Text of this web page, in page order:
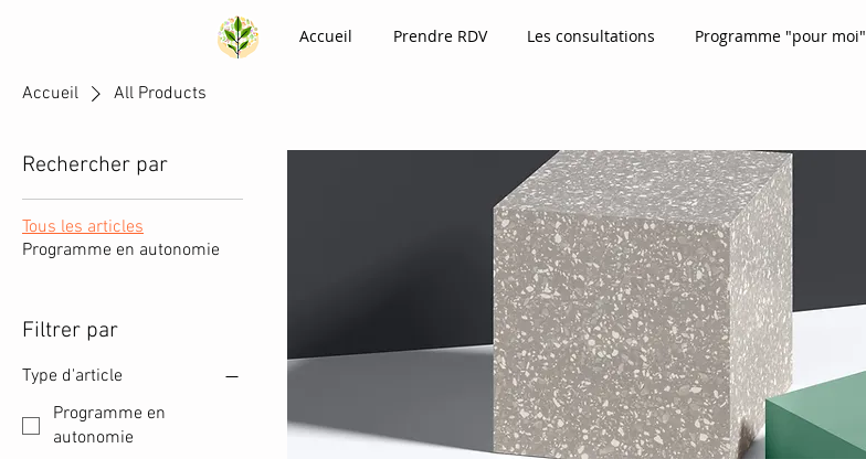
Accueil Prendre RDV Les consultations Programme "pour moi"
Accueil All Products
Rechercher par
Tous les articles
Programme en autonomie
Filtrer par
Type d'article
Programme en
autonomie